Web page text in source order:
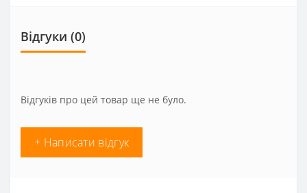
Відгуки (0)
Відгуків про цей товар ще не було.
+ Написати відгук